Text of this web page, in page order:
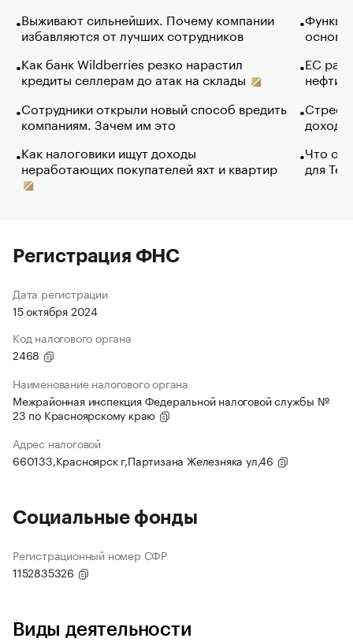
Выживают сильнейших. Почему компании
избавляются от лучших сотрудников
Как банк Wildberries резко нарастил
кредиты селлерам до атак на склады
Сотрудники открыли новый способ вредить
компаниям. Зачем им это
Как налоговики ищут доходы
неработающих покупателей яхт и квартир
основ
ЕС
нефти
Что
для
Регистрация ФНС
Дата регистрации
15 октября 2024
Код налогового органа
2468
Наименование налогового органа
Межрайонная инспекция Федеральной налоговой службы №
23 по Красноярскому краю
Адрес налоговой
660133,Красноярск г,Партизана Железняка ул,46
Социальные фонды
Регистрационный номер СФР
1152835326
Виды деятельности